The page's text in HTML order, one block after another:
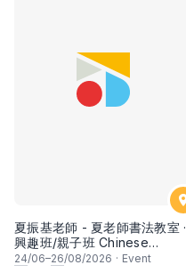
夏振基老師 - 夏老師書法教室 ·
興趣班/親子班 Chinese
Calligraphy Class for Parents
24/06–26/08/2026 · Event